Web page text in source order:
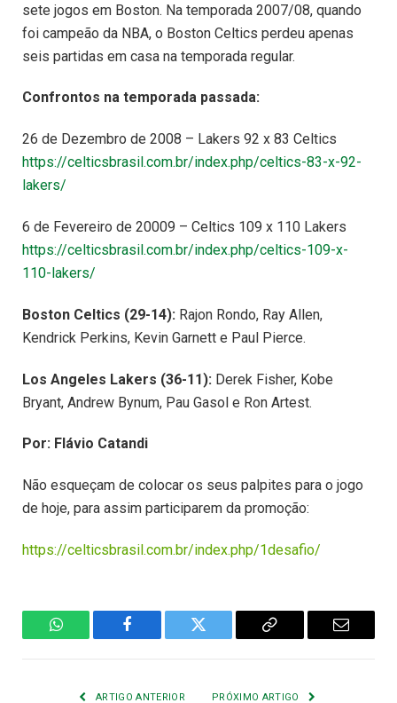
sete jogos em Boston. Na temporada 2007/08, quando
foi campeão da NBA, o Boston Celtics perdeu apenas
seis partidas em casa na temporada regular.
Confrontos na temporada passada:
26 de Dezembro de 2008 – Lakers 92 x 83 Celtics
https://celticsbrasil.com.br/index.php/celtics-83-x-92-
lakers/
6 de Fevereiro de 20009 – Celtics 109 x 110 Lakers
https://celticsbrasil.com.br/index.php/celtics-109-x-
110-lakers/
Boston Celtics (29-14): Rajon Rondo, Ray Allen,
Kendrick Perkins, Kevin Garnett e Paul Pierce.
Los Angeles Lakers (36-11): Derek Fisher, Kobe
Bryant, Andrew Bynum, Pau Gasol e Ron Artest.
Por: Flávio Catandi
Não esqueçam de colocar os seus palpites para o jogo
de hoje, para assim participarem da promoção:
https://celticsbrasil.com.br/index.php/1desafio/
WhatsAppFacebook Twitter
Copiar
E-
ARTIGO ANTERIOR PRÓXIMO ARTIGO